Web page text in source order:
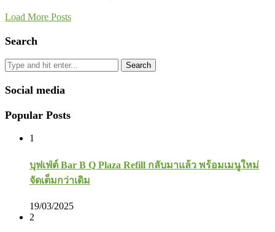
Load More Posts
Search
Search
Social media
Popular Posts
1
บุฟเฟ่ต์ Bar B Q Plaza Refill กลับมาแล้ว พร้อมเมนูใหม่
จัดเต็มกว่าเดิม
19/03/2025
2